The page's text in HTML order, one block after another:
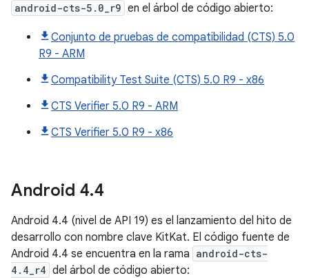
android-cts-5.0_r9 en el árbol de código abierto:
Conjunto de pruebas de compatibilidad (CTS) 5.0
R9 - ARM
Compatibility Test Suite (CTS) 5.0 R9 - x86
CTS Verifier 5.0 R9 - ARM
CTS Verifier 5.0 R9 - x86
Android 4.4
Android 4.4 (nivel de API 19) es el lanzamiento del hito de
desarrollo con nombre clave KitKat. El código fuente de
Android 4.4 se encuentra en la rama android-cts-
4.4_r4 del árbol de código abierto: